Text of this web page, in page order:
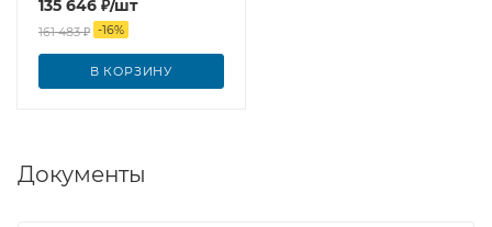
135 646 ₽/шт
161 483₽ -16%
В КОРЗИНУ
Документы